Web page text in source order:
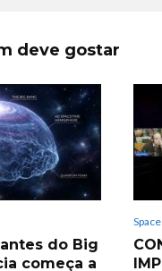
deve gostar
do Big
começa a